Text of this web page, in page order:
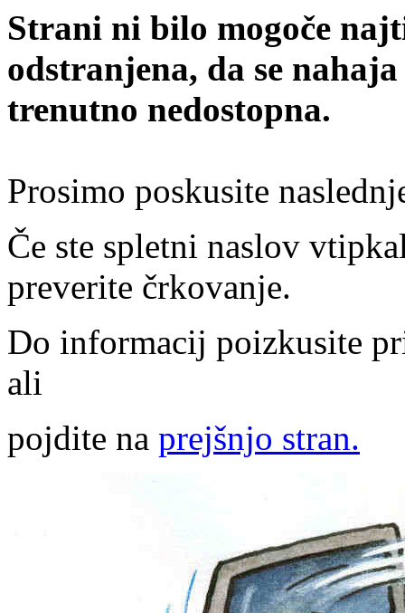
Strani ni bilo mogoče
odstranjena, da se
trenutno nedostopna.
Prosimo poskusite
Če ste spletni naslov
preverite črkovanje.
Do informacij poizkusite
ali
pojdite na prejšnjo stran.